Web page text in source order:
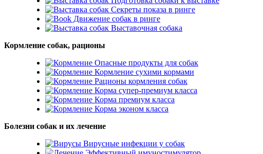
Секреты показа в ринге
Движение собак в ринге
Выставочная собака
Кормление собак, рационы
Опасные продукты для собак
Кормление сухими кормами
Рационы кормления собак
Корма супер-премиум класса
Корма премиум класса
Корма эконом класса
Болезни собак и их лечение
Вирусные инфекции у собак